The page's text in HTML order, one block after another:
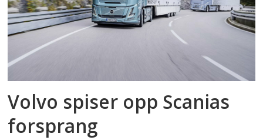
Volvo spiser opp Scanias
forsprang